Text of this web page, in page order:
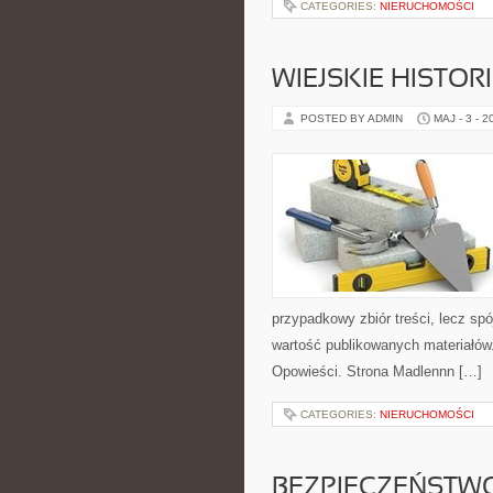
CATEGORIES: NIERUCHOMOŚCI
WIEJSKIE
POSTED BY ADMIN MAJ - 3 -
przypadkowy zbiór treści, lecz
wartość publikowanych
Opowieści. Strona Madlennn […]
CATEGORIES: NIERUCHOMOŚCI